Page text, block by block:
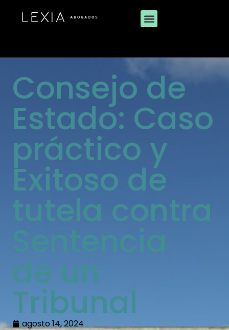
Consejo de
Estado: Caso
práctico y
Exitoso de
tutela contra
Sentencia
de un
Tribunal
agosto 14, 2024